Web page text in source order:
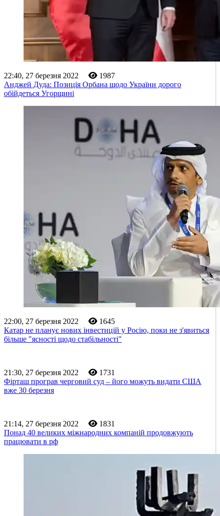
22:40, 27 березня 2022
1987
Анджей Дуда: Позиція Орбана щодо України дорого
обійдеться Угорщині
22:00, 27 березня 2022
1645
Катар не планує нових інвестицій у Росію, поки не з'явиться
більше "ясності щодо стабільності"
21:30, 27 березня 2022
1731
Фірташ програв черговий суд – його можуть видати США
вже 30 березня
21:14, 27 березня 2022
1831
Понад 40 великих міжнародних компаній продовжують
працювати в рф